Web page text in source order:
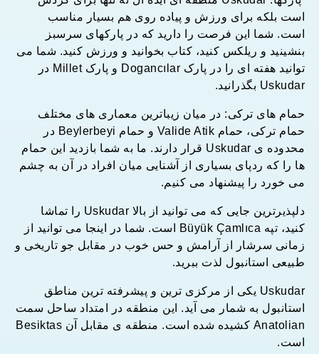
است بلکه برای ورزش و پیاده روی هم بسیار مناسب
است. شما این فرصت را دارید که در پارکهای سرسبز
بنشینید و ریلکس کنید، کتاب بخوانید و ورزش کنید. شما می
توانید هفته ای را در پارک Dogancılar و پارک Millet در
Uskudar بگذرانید.
حمام های ترکی: در میان زیباترین معماری های مختلف
حمام ترکی، حمام Valide Atik و حمام Beylerbeyi در
محدوده ی Uskudar قرار دارند. ما به شما بازدید این حمام
ها را که ردپای بسیاری از آشنایی میان افراد در آن به چشم
می خورد را پیشنهاد می کنیم.
دلپذیرترین جایی که می توانید از بالا Uskudar را تماشا
کنید، تپه Büyük Çamlıca است. شما در اینجا می توانید از
زمانی سرشار از آرامش و حس خوب در مقابل جو تاریخی و
طبیعی استانبول لذت ببرید.
Uskudar یکی از مرکزی ترین و پیشرفته ترین مناطق
استانبول به شمار می آید. این منطقه در امتداد ساحل سمت
Anatolian کشیده شده است. منطقه ی مقابل آن Besiktas
است.